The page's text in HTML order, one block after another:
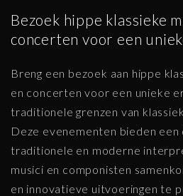
Bezoek hippe klassieke
concerten voor een
Breng een bezoek aan hippe
en concerten voor een unieke
traditionele grenzen van
Deze evenementen bieden een
traditionele en moderne
musici en componisten
en innovatieve uitvoeringen te